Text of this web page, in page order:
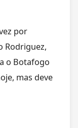
por
Rodriguez,
o Botafogo
mas deve